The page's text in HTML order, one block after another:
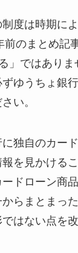
度は時期に
前のまとめ記
」ではあり
ゆうちょ銀
い。
独自のカー
報を見かける
ドローン商
らまとまっ
はない点を